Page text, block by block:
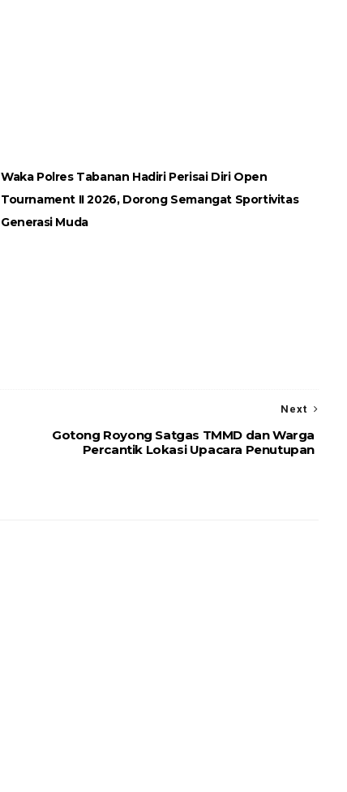
Waka Polres Tabanan Hadiri Perisai Diri Open
Tournament II 2026, Dorong Semangat Sportivitas
Generasi Muda
Next
Gotong Royong Satgas TMMD dan Warga
Percantik Lokasi Upacara Penutupan